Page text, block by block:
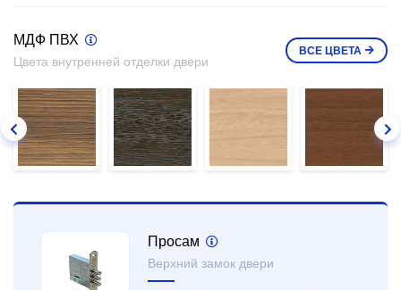
МДФ ПВХ
Цвета внутренней отделки двери
ВСЕ ЦВЕТА
Просам
Верхний замок двери